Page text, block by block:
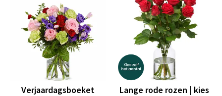
Verjaardagsboeket
Lange rode rozen | kies